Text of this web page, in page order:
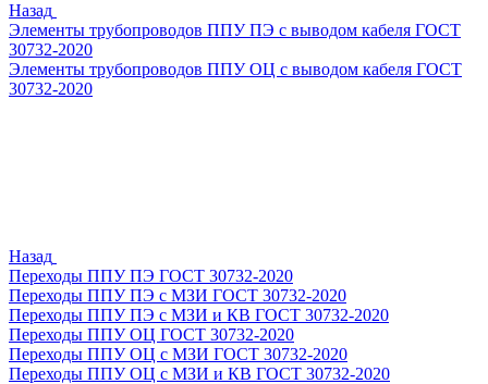
Назад
Элементы трубопроводов ППУ ПЭ с выводом кабеля ГОСТ
30732-2020
Элементы трубопроводов ППУ ОЦ с выводом кабеля ГОСТ
30732-2020
Назад
Переходы ППУ ПЭ ГОСТ 30732-2020
Переходы ППУ ПЭ с МЗИ ГОСТ 30732-2020
Переходы ППУ ПЭ с МЗИ и КВ ГОСТ 30732-2020
Переходы ППУ ОЦ ГОСТ 30732-2020
Переходы ППУ ОЦ с МЗИ ГОСТ 30732-2020
Переходы ППУ ОЦ с МЗИ и КВ ГОСТ 30732-2020